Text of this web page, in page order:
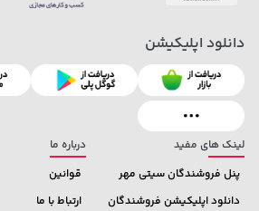
5,630,000 تومان
6,580,000
خرید
607,800
لینک های مفید
پنل فروشندگان سیتی مهر
دانلود اپلیکیشن فروشندگان
درباره ما
قوانین
ارتباط با ما
دانلود اپلیکیشن